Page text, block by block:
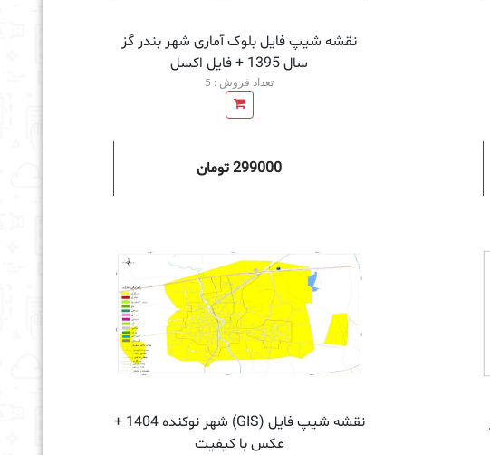
نقشه شیپ فایل بلوک آماری شهر بندر گز
سال 1395 + فايل اكسل
تعداد فروش : 5
299000 تومان
نقشه شیپ فایل (GIS) شهر نوکنده 1404 +
عکس با کیفیت